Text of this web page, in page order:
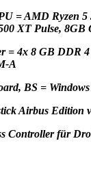
= AMD Ryzen
XT Pulse, 8GB
= 4x 8 GB DDR
A
BS =
Airbus Edition
Controller für